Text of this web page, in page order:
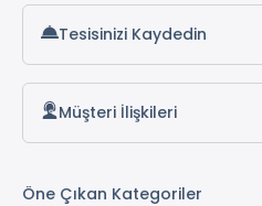
Elektrik
Müstakil Bahçe
1 Adet Banyo
* ile işaretli özellikler ücretlidir.
Tesisinizi Kaydedin
Müşteri İlişkileri
Öne Çıkan Kategoriler